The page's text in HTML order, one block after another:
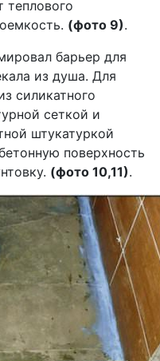
(фото 9).
барьер для
из душа. Для
силикатного
сеткой и
штукатуркой
поверхность
(фото 10,11).